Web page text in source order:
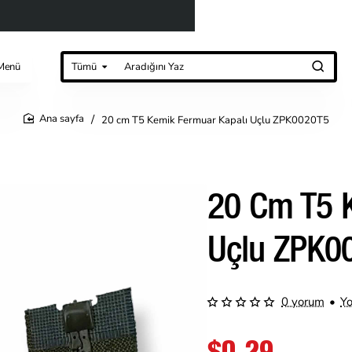
Tümü
Aradığını
20 cm T5 Kemik Fermuar Kapalı Uçlu ZPK0020T5
20 Cm T5
Uçlu
0 yorum •